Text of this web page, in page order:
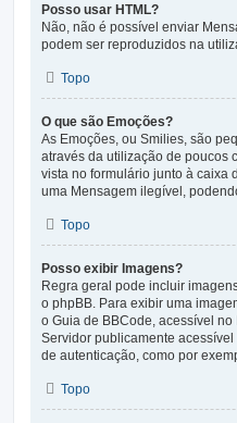
Posso usar HTML?
Não, não é possível enviar
podem ser reproduzidos na
Topo
O que são Emoções?
As Emoções, ou Smilies, são
através da utilização de poucos
vista no formulário junto à caixa
uma Mensagem ilegível,
Topo
Posso exibir Imagens?
Regra geral pode incluir
o phpBB. Para exibir uma
o Guia de BBCode, acessível
Servidor publicamente
de autenticação, como por
Topo